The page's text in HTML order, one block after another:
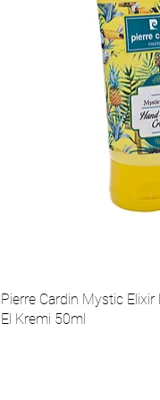
Pierre Cardin Mystic
El Kremi 50ml